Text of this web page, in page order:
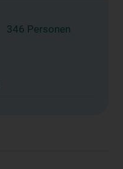
346 Personen